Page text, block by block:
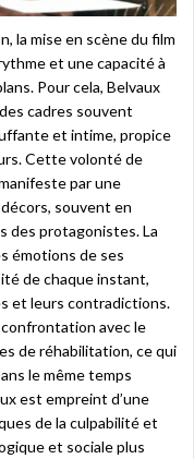
la mise en scène du film
et une capacité à
Pour cela, Belvaux
cadres souvent
et intime, propice
Cette volonté de
par une
souvent en
des protagonistes. La
émotions de ses
de chaque instant,
et leurs contradictions.
avec le
de réhabilitation, ce qui
le même temps
est empreint d’une
de la culpabilité et
et sociale plus